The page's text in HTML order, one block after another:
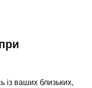
із ваших близьких,